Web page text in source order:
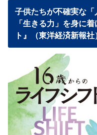
子供たちが不確実な「
「生きる力」を身に
ト』（東洋経済新報社